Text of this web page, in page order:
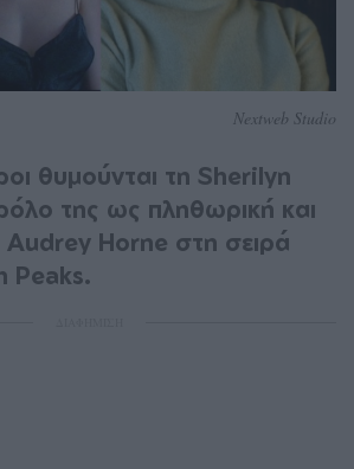
Nextweb Studio
θυμούνται τη Sherilyn
της ως πληθωρική και
Audrey Horne στη σειρά
Peaks.